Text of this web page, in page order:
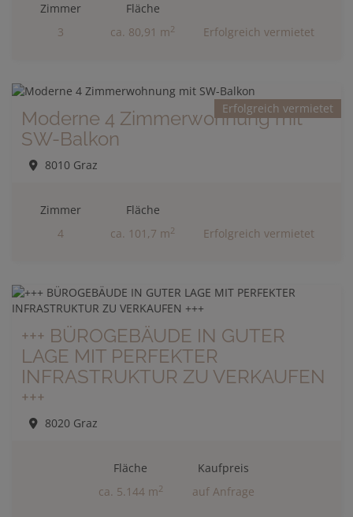
Zimmer
3
Fläche
ca. 80,91 m2 Erfolgreich vermietet
Erfolgreich vermietet
Moderne 4 Zimmerwohnung mit
SW-Balkon
8010 Graz
Zimmer
4
Fläche
ca. 101,7 m2 Erfolgreich vermietet
+++ BÜROGEBÄUDE IN GUTER
LAGE MIT PERFEKTER
INFRASTRUKTUR ZU VERKAUFEN
+++
8020 Graz
Fläche
ca. 5.144 m2
Kaufpreis
auf Anfrage